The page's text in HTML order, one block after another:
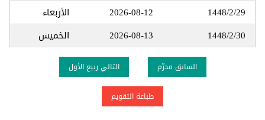
1448/2/29
2026-08-12
الأربعاء
1448/2/30
2026-08-13 الخميس
السابق محرّم التالي ربيع الأول
طباعة التقويم